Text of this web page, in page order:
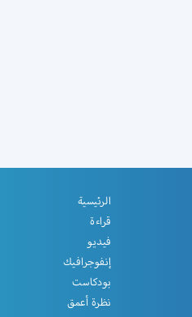
الرئيسية
قراءة
فيديو
إنفوجرافيك
بودكاست
نظرة أعمق